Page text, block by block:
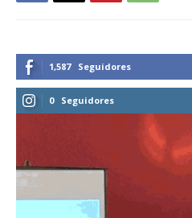
1,587 Seguidores
0 Seguidores